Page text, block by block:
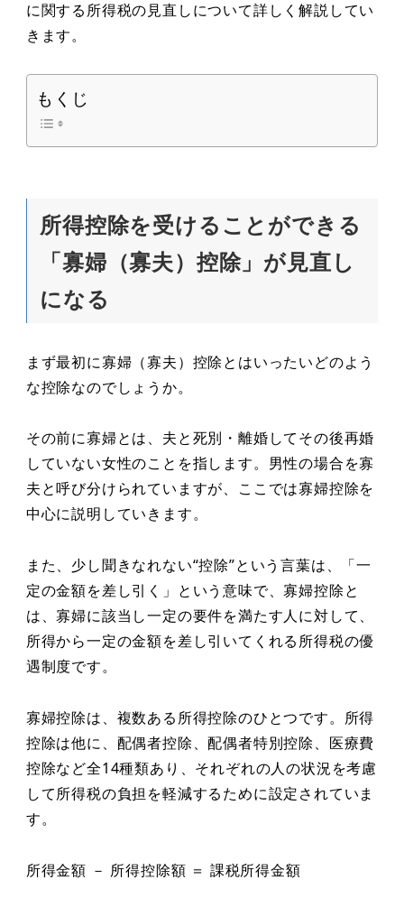
に関する所得税の見直しについて詳しく解説してい
きます。
もくじ
所得控除を受けることができる
「寡婦（寡夫）控除」が見直し
になる
まず最初に寡婦（寡夫）控除とはいったいどのよう
な控除なのでしょうか。
その前に寡婦とは、夫と死別・離婚してその後再婚
していない女性のことを指します。男性の場合を寡
夫と呼び分けられていますが、ここでは寡婦控除を
中心に説明していきます。
また、少し聞きなれない“控除”という言葉は、「一
定の金額を差し引く」という意味で、寡婦控除と
は、寡婦に該当し一定の要件を満たす人に対して、
所得から一定の金額を差し引いてくれる所得税の優
遇制度です。
寡婦控除は、複数ある所得控除のひとつです。所得
控除は他に、配偶者控除、配偶者特別控除、医療費
控除など全14種類あり、それぞれの人の状況を考慮
して所得税の負担を軽減するために設定されていま
す。
所得金額 － 所得控除額 ＝ 課税所得金額